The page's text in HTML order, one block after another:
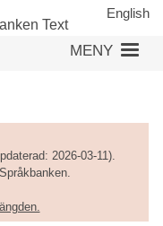
English
MENY
2026-03-11).